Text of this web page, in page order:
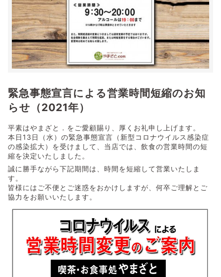
緊急事態宣言による営業時間短縮のお知
らせ（2021年）
平素はやまざと．をご愛顧賜り、厚くお礼申し上げます。
本日13日（水）の緊急事態宣言（新型コロナウイルス感染症
の感染拡大）を受けまして、当店では、飲食の営業時間の短
縮を決定いたしました。
誠に勝手ながら下記期間は、時間を短縮して営業いたしま
す。
皆様にはご不便とご迷惑をおかけしますが、何卒ご理解とご
協力をお願いいたします。